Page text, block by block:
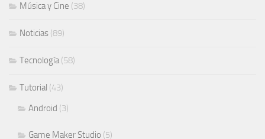
Música y Cine (38)
Noticias (89)
Tecnología(58)
Tutorial (43)
Android (3)
Game Maker Studio (5)